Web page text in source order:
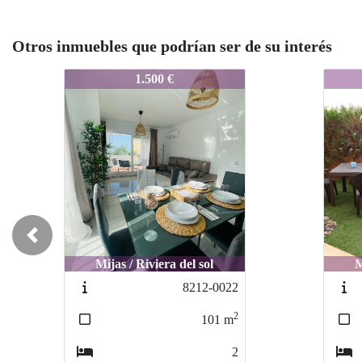
Otros inmuebles que podrían ser de su interés
1.500 €
Mijas / Riviera del sol
8212-0022
101 m2
2
Previous